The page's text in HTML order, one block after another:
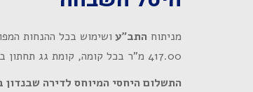
מניתוח התב"ע ושימוש בכל ההנחות
417.00 מ"ר בכל קומה, קומת גג תחתון בשטח של 362.00 מ"ר, מעל קומת כניסה וקומת מרתף (בשטח של 362.00 מ"ר בכל קומה).
התשלום היחסי המיוחס לדירה שבנדון